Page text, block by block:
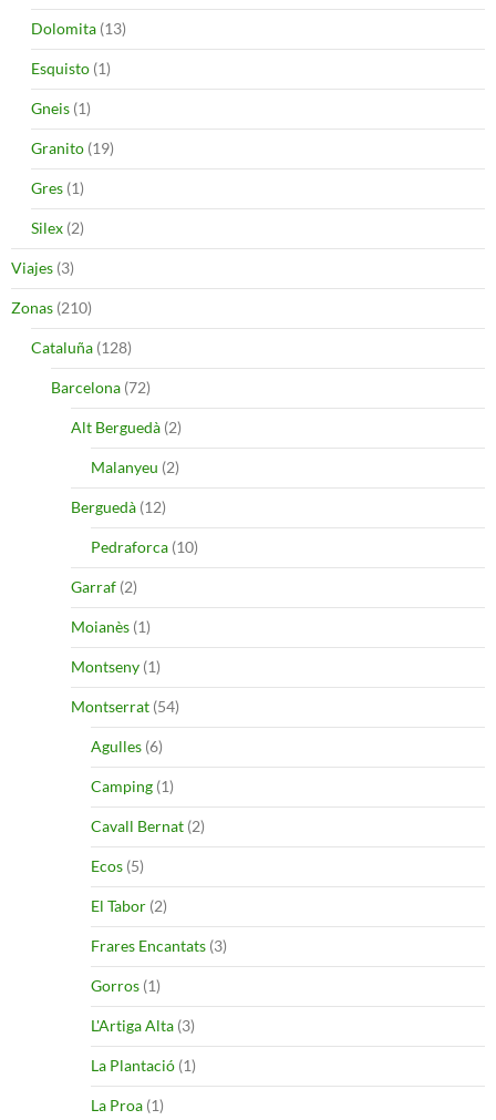
Dolomita (13)
Esquisto (1)
Gneis (1)
Granito (19)
Gres (1)
Silex (2)
Viajes (3)
Zonas (210)
Cataluña (128)
Barcelona (72)
Alt Berguedà (2)
Malanyeu (2)
Berguedà (12)
Pedraforca (10)
Garraf (2)
Moianès (1)
Montseny (1)
Montserrat (54)
Agulles (6)
Camping (1)
Cavall Bernat (2)
Ecos (5)
El Tabor (2)
Frares Encantats (3)
Gorros (1)
L'Artiga Alta (3)
La Plantació (1)
La Proa (1)